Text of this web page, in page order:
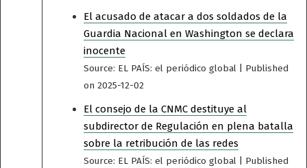
El acusado de atacar a dos soldados de la
Guardia Nacional en Washington se declara
inocente
Source: EL PAÍS: el periódico global
Published
on 2025-12-02
El consejo de la CNMC destituye al
subdirector de Regulación en plena batalla
sobre la retribución de las redes
Source: EL PAÍS: el periódico global
Published